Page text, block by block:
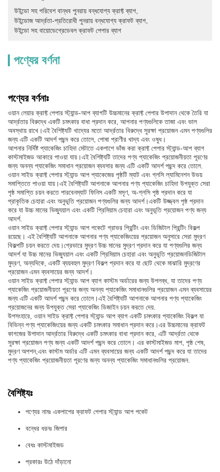
উইন্ডো সহ পরিবেশ বান্ধব পুনরায় বন্ধযোগ্য ক্রাফ্ট ব্যাগ
উইন্ডোজ আর্দ্রতা-প্রতিরোধী পুনরায় বন্ধযোগ্য ক্রাফট ব্যাগ
উইন্ডো সহ বায়োডেগ্রেডেবল ক্রাফট পেপার ব্যাগ
পণ্যের বর্ণনা
পণ্যের বর্ণনাঃ
ওয়ান লেয়ার ক্রাফ্ট পেপার স্ট্যান্ড-আপ ব্যাগটি উচ্চমানের ক্রাফ্ট পেপার উপাদান থেকে তৈরি যা
আর্দ্রতার বিরুদ্ধে একটি চমৎকার বাধা প্রদান করে, আপনার পণ্যগুলিকে তাজা এবং ভাল
অবস্থায় রাখে।এই বৈশিষ্ট্যটি খাদ্যের মতো আর্দ্রতার বিরুদ্ধে সুরক্ষা প্রয়োজন এমন পণ্যগুলির
জন্য এটি একটি আদর্শ পছন্দ করে তোলে, পোষা প্রাণীর খাদ্য এবং ওষুধ।
আপনার নির্দিষ্ট প্যাকেজিং চাহিদা মেটাতে একপাশে ভাঁজ করা ক্রাফ্ট পেপার স্ট্যান্ড-আপ ব্যাগ
কাস্টমাইজড আকারে পাওয়া যায়।এই বৈশিষ্ট্যটি তাদের পণ্য প্যাকেজিং প্রয়োজনীয়তা পূরণের
জন্য অনন্য প্যাকেজিং সমাধান প্রয়োজন ব্যবসার জন্য এটি একটি আদর্শ পছন্দ করে তোলে.
ওয়ান সাইড ক্রাফ্ট পেপার স্ট্যান্ড আপ প্যাকেজের পৃষ্ঠটি ম্যাট এবং গ্লসি ল্যামিনেশন উভয়
সমাপ্তিতে পাওয়া যায়।এই বৈশিষ্ট্যটি আপনাকে আপনার পণ্য প্যাকেজিং চাহিদা উপযুক্ত সেরা
পৃষ্ঠ সমাপ্তি চয়ন করতে পারবেনম্যাট ফিনিস একটি মসৃণ, অ-গ্লসি পৃষ্ঠ প্রদান করে যা
প্রাকৃতিক চেহারা এবং অনুভূতি প্রয়োজন পণ্যগুলির জন্য আদর্শ।একটি উজ্জ্বল পৃষ্ঠ প্রদান
করে যা উচ্চ মানের ভিজ্যুয়াল এবং একটি প্রিমিয়াম চেহারা এবং অনুভূতি প্রয়োজন পণ্য জন্য
আদর্শ.
ওয়ান সাইড ক্রাফ্ট পেপার স্ট্যান্ড আপ পকেটে গ্রাভর প্রিন্টিং এবং ডিজিটাল প্রিন্টিং বিকল্প
রয়েছে। এই বৈশিষ্ট্যটি আপনাকে আপনার পণ্য প্যাকেজিংয়ের প্রয়োজন অনুসারে সেরা মুদ্রণ
বিকল্পটি চয়ন করতে দেয়।গ্রেভারে মুদ্রণ উচ্চ মানের মুদ্রণ প্রদান করে যা পণ্যগুলির জন্য
আদর্শ যা উচ্চ মানের ভিজ্যুয়াল এবং একটি প্রিমিয়াম চেহারা এবং অনুভূতি প্রয়োজনডিজিটাল
মুদ্রণ, অন্যদিকে, একটি ব্যয়বহুল মুদ্রণ বিকল্প প্রদান করে যা ছোট থেকে মাঝারি মুদ্রণের
প্রয়োজন এমন ব্যবসায়ের জন্য আদর্শ।
ওয়ান সাইড ক্রাফ্ট পেপার স্ট্যান্ড আপ ব্যাগ কাস্টম অর্ডারের জন্য উপলব্ধ, যা তাদের পণ্য
প্যাকেজিং প্রয়োজনীয়তা পূরণের জন্য অনন্য প্যাকেজিং সমাধানগুলির প্রয়োজন এমন ব্যবসায়ের
জন্য এটি একটি আদর্শ পছন্দ করে তোলে।এই বৈশিষ্ট্যটি আপনাকে আপনার পণ্য প্যাকেজিং
প্রয়োজনের জন্য উপযুক্ত সেরা প্যাকেজিং ডিজাইন চয়ন করতে দেয়.
উপসংহারে, ওয়ান সাইড ক্রাফ্ট পেপার স্ট্যান্ড আপ ব্যাগ একটি চমৎকার প্যাকেজিং বিকল্প যা
বিভিন্ন পণ্য প্যাকেজিংয়ের জন্য একটি চমৎকার সমাধান প্রদান করে।এর উচ্চমানের ক্রাফট
কাগজের উপাদান আর্দ্রতার বিরুদ্ধে একটি চমৎকার বাধা প্রদান করে, এটি আর্দ্রতা থেকে
সুরক্ষা প্রয়োজন পণ্য জন্য একটি আদর্শ পছন্দ করে তোলে। এর কাস্টমাইজড মাপ, পৃষ্ঠ শেষ,
মুদ্রণ অপশন,এবং কাস্টম অর্ডার এটি এমন ব্যবসায়ের জন্য একটি আদর্শ পছন্দ করে যা তাদের
পণ্য প্যাকেজিং প্রয়োজনীয়তা পূরণের জন্য অনন্য প্যাকেজিং সমাধানগুলির প্রয়োজন.
বৈশিষ্ট্যঃ
পণ্যের নামঃ একপাশের ক্রাফট পেপার স্ট্যান্ড আপ পকেট
বন্ধের ধরনঃ জিপার
বেধঃ কাস্টমাইজড
প্রকারঃ উঠে দাঁড়ানো